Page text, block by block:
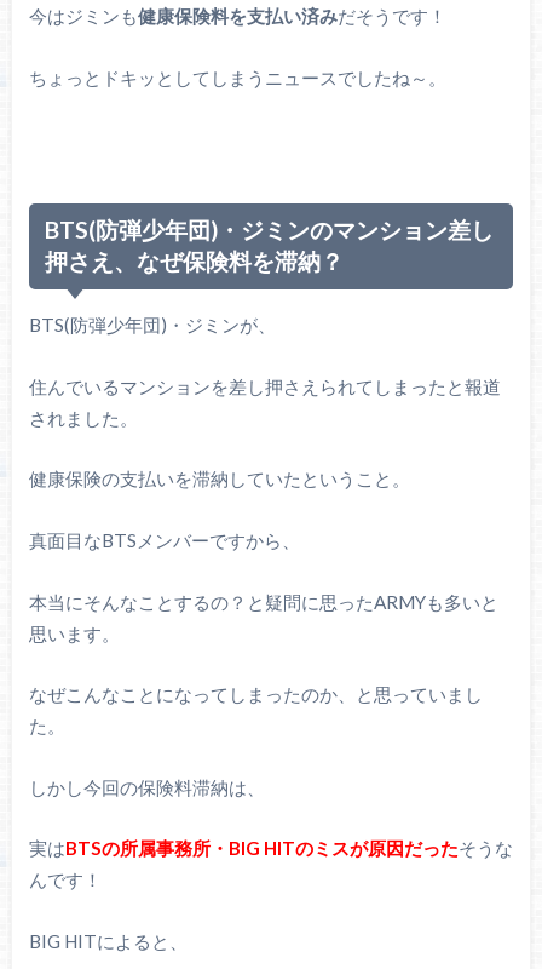
今はジミンも健康保険料を支払い済みだそうです！
ちょっとドキッとしてしまうニュースでしたね～。
BTS(防弾少年団)・ジミンのマンション差し
押さえ、なぜ保険料を滞納？
BTS(防弾少年団)・ジミンが、
住んでいるマンションを差し押さえられてしまったと報道
されました。
健康保険の支払いを滞納していたということ。
真面目なBTSメンバーですから、
本当にそんなことするの？と疑問に思ったARMYも多いと
思います。
なぜこんなことになってしまったのか、と思っていまし
た。
しかし今回の保険料滞納は、
実はBTSの所属事務所・BIG HITのミスが原因だったそうな
んです！
BIG HITによると、